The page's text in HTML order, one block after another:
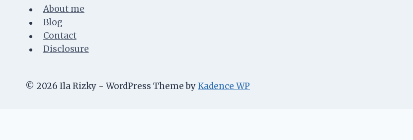
About me
Blog
Contact
Disclosure
© 2026 Ila Rizky - WordPress Theme byKadence WP